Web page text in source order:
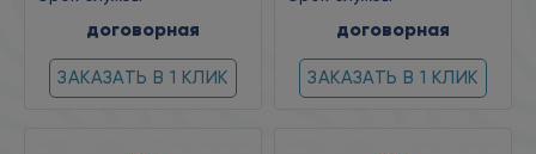
договорная
ЗАКАЗАТЬ В 1 КЛИК
договорная
ЗАКАЗАТЬ В 1 КЛИК